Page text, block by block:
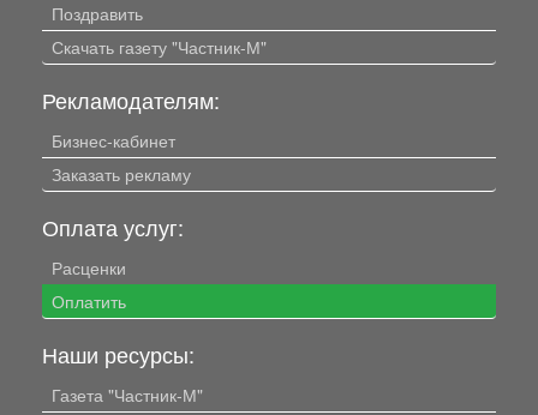
Поздравить
Скачать газету "Частник-М"
Рекламодателям:
Бизнес-кабинет
Заказать рекламу
Оплата услуг:
Расценки
Оплатить
Наши ресурсы:
Газета "Частник-М"